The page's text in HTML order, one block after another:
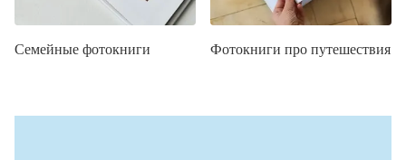
Семейные фотокниги Фотокниги про путешествия